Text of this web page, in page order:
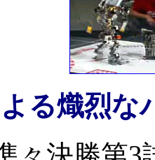
る熾烈な